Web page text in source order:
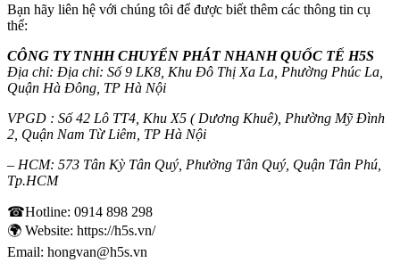
Bạn hãy liên hệ với chúng tôi để được biết thêm các thông tin cụ
thể:
CÔNG TY TNHH CHUYỂN PHÁT NHANH QUỐC TẾ H5S
Địa chỉ: Địa chỉ: Số 9 LK8, Khu Đô Thị Xa La, Phường Phúc La,
Quận Hà Đông, TP Hà Nội
VPGD : Số 42 Lô TT4, Khu X5 ( Dương Khuê), Phường Mỹ Đình
2, Quận Nam Từ Liêm, TP Hà Nội
– HCM: 573 Tân Kỳ Tân Quý, Phường Tân Quý, Quận Tân Phú,
Tp.HCM
☎Hotline: 0914 898 298
🌍 Website: https://h5s.vn/
Email: hongvan@h5s.vn